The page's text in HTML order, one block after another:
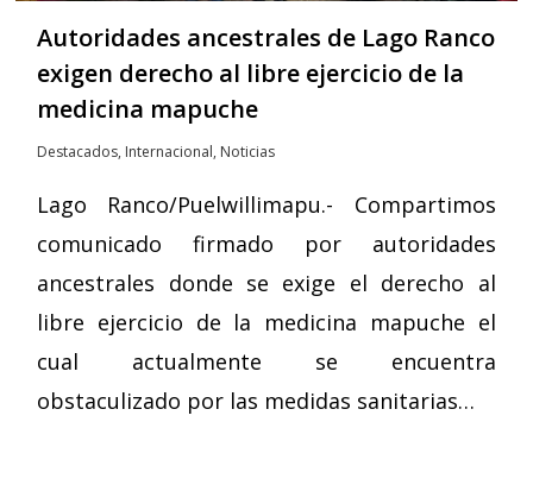
Autoridades ancestrales de Lago Ranco
exigen derecho al libre ejercicio de la
medicina mapuche
Destacados, Internacional, Noticias
Lago Ranco/Puelwillimapu.- Compartimos
comunicado firmado por autoridades
ancestrales donde se exige el derecho al
libre ejercicio de la medicina mapuche el
cual actualmente se encuentra
obstaculizado por las medidas sanitarias…